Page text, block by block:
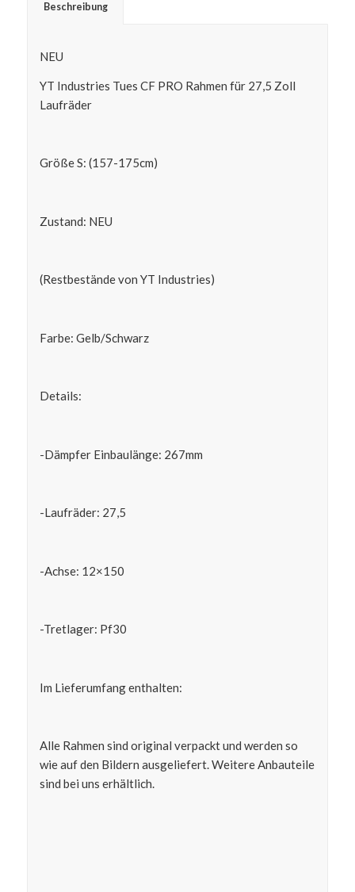
Beschreibung
NEU
YT Industries Tues CF PRO Rahmen für 27,5 Zoll
Laufräder
Größe S: (157-175cm)
Zustand: NEU
(Restbestände von YT Industries)
Farbe: Gelb/Schwarz
Details:
-Dämpfer Einbaulänge: 267mm
-Laufräder: 27,5
-Achse: 12×150
-Tretlager: Pf30
Im Lieferumfang enthalten:
Alle Rahmen sind original verpackt und werden so
wie auf den Bildern ausgeliefert. Weitere Anbauteile
sind bei uns erhältlich.